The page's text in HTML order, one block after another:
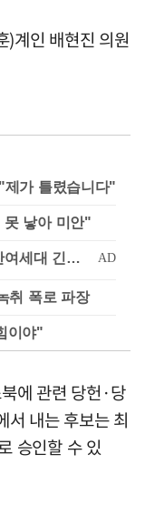
)계인 배현진 의원
가 틀렸습니다"
낳아 미안"
취 폭로 파장
이야"
에 관련 당헌·당
서 내는 후보는 최
승인할 수 있